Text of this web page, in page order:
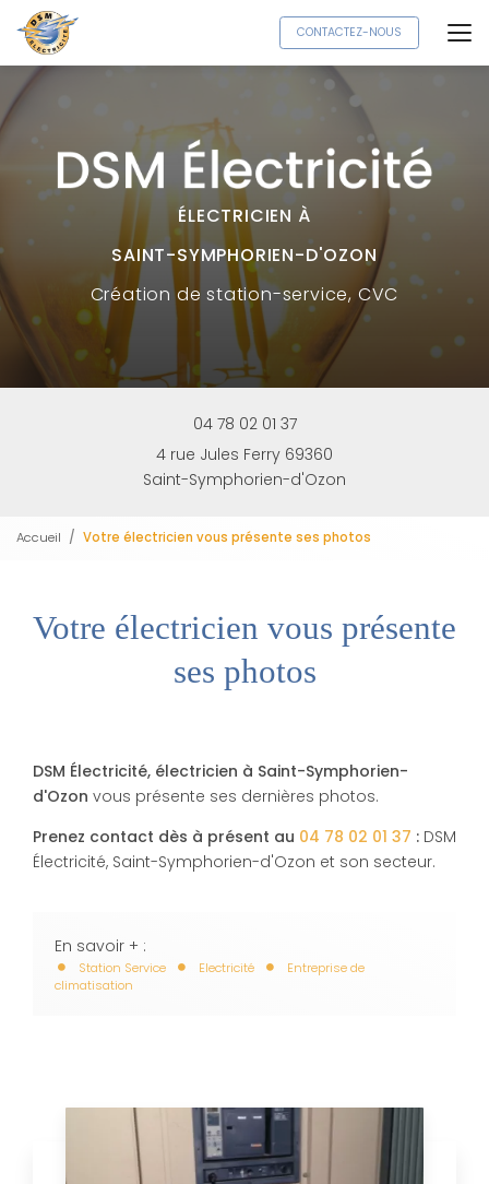
Aller
au
contenu
principal
CONTACTEZ-NOUS
ÉLECTRICIEN À
SAINT-SYMPHORIEN-D'OZON
Créationde station-service, CVC
04 78 02 01 37
4 rue Jules Ferry 69360
Saint-Symphorien-d'Ozon
Accueil Votre électricien vous présente ses photos
Votre électricien vous présente
ses photos
DSM Électricité, électricien à Saint-Symphorien-
d'Ozon vous présente ses dernières photos.
Prenez contact dès à présent au 04 78 02 01 37 : DSM
Électricité, Saint-Symphorien-d'Ozon et son secteur.
En savoir + :
Station Service Electricité
Entreprise de
climatisation